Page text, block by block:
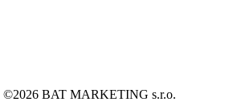
©2026 BAT MARKETING s.r.o.